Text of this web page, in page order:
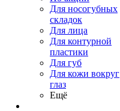
Для носогубных
складок
Для лица
Для контурной
пластики
Для губ
Для кожи вокруг
глаз
Ещё